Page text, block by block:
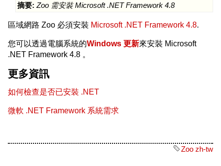
摘要: Zoo 需安裝 Microsoft .NET Framework 4.8
區域網路 Zoo 必須安裝 Microsoft .NET Framework 4.8.
您可以透過電腦系統的Windows 更新來安裝 Microsoft
.NET Framework 4.8 。
更多資訊
如何檢查是否已安裝 .NET
微軟 .NET Framework 系統需求
Zoo zh-tw